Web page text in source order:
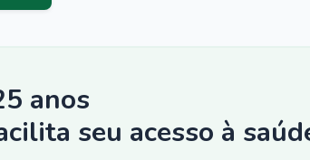
anos
seu acesso à